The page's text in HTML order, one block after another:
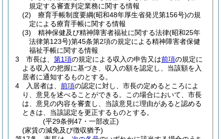
規定する審査判定業務に関する情報
(2)
療育手帳制度要綱(昭和48年厚生省発児第156号)の規
定による療育手帳に関する情報
(3)
精神保健及び精神障害者福祉に関する法律(昭和25年
法律第123号)第45条第2項の規定による精神障害者保健
福祉手帳に関する情報
3
市長は、 第1項の規定による収入の申告又は前項の規定に
よる収入の把握に基づき、収入の額を認定し、当該額を入
居者に通知するものとする。
4
入居者は、 前項の認定に対し、市長の定めるところによ
り、意見を述べることができる。
この場合において、市長
は、意見の内容を審査し、当該意見に理由があると認める
ときは、当該認定を更正するものとする。
(平29条例47・一部改正)
(家賃の減免及び徴収猶予)